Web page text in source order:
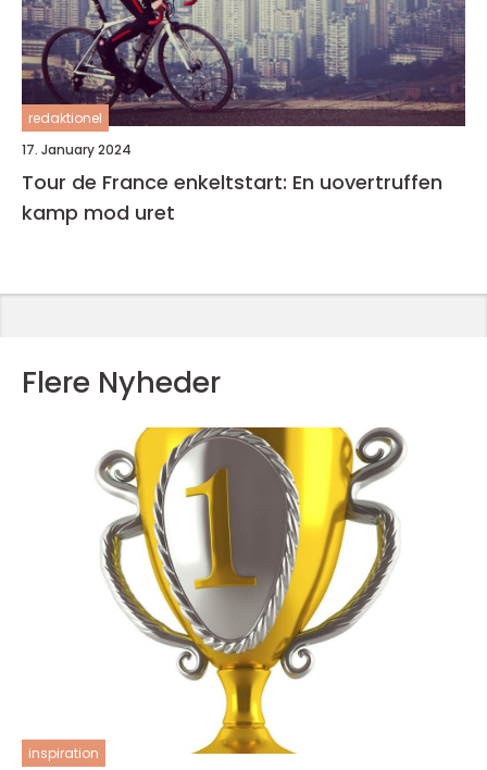
redaktionel
17. January 2024
Tour de France enkeltstart: En uovertruffen
kamp mod uret
Flere Nyheder
inspiration